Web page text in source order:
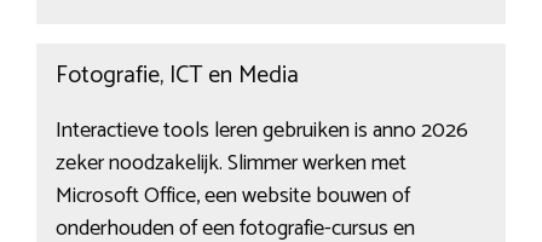
Fotografie, ICT en Media
Interactieve tools leren gebruiken is anno 2026
zeker noodzakelijk. Slimmer werken met
Microsoft Office, een website bouwen of
onderhouden of een fotografie-cursus en